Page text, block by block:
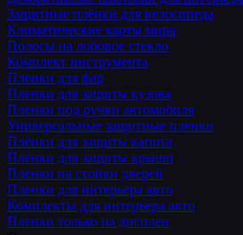
Защитные плёнки для велосипеда
Климатические карты мира
Полосы на лобовое стекло
Комплект инструмента
Пленки для фар
Пленки для защиты кузова
Пленки под ручки автомобиля
Универсальные защитные пленки
Плёнки для защиты капота
Плёнки для защиты крыши
Плёнки на стойки дверей
Пленки для интерьера авто
Комплекты для интерьера авто
Пленки только на дисплеи